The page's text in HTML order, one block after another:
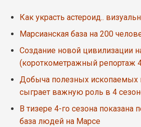
Как украсть астероид..
Марсианская база на 200
Создание новой цивилизации
(короткометражный репортаж
Добыча полезных ископаемых
сыграет важную роль в 4
В тизере 4-го сезона показана
база людей на Марсе